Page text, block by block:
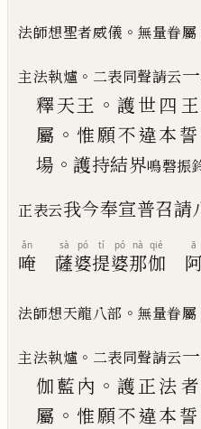
法師想聖者威儀 。 無量眷屬
主法執爐 。 二表同聲請云
釋天王 。 護世四 王
屬 。 惟願不違本誓
場 。 護持結界鳴磬振
正表云我今奉宣普召請
唵
ǎn
薩
sà
婆
pó
提
tí
婆
pó
那
nà
伽
qié
阿
ā
法師想天龍八部 。 無量眷屬
主法執爐 。 二表同聲請云
伽藍內 。 護正法者
屬 。 惟願不違本誓